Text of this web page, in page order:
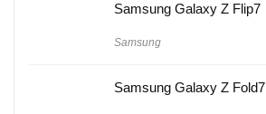
Samsung Galaxy Z Flip7
Samsung
Samsung Galaxy Z Fold7